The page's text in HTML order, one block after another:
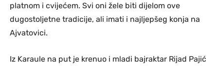
platnom i cvijećem. Svi oni žele biti dijelom ove
dugostoljetne tradicije, ali imati i najljepšeg konja na
Ajvatovici.
Iz Karaule na put je krenuo i mladi bajraktar Rijad Pajić